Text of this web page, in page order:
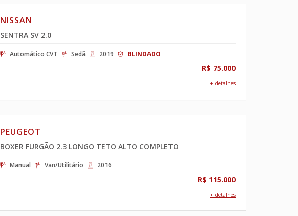
NISSAN
SENTRA SV 2.0
Automático CVT Sedã 2019 BLINDADO
R$ 75.000
+ detalhes
PEUGEOT
BOXER FURGÃO 2.3 LONGO TETO ALTO COMPLETO
Manual Van/Utilitário 2016
R$ 115.000
+ detalhes